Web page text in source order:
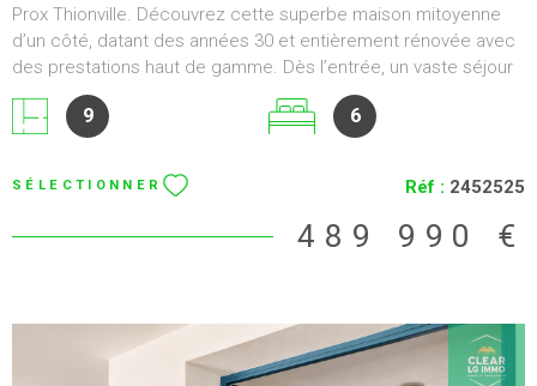
Prox Thionville. Découvrez cette superbe maison mitoyenne
d’un côté, datant des années 30 et entièrement rénovée avec
des prestations haut de gamme. Dès l’entrée, un vaste séjour
lumineux avec cuisine ouverte équipée s’ouvre sur la terrasse
et le jardin, parfaits pour profiter des beaux jours. Ce niveau
douche avec WC. À l’étage, l’espace nuit comprend quatre
chambres, dont une avec balcon et une autre avec terrasse,
ainsi qu’une élégante salle de bains avec baignoire et WC. Les
combles aménagés accueillent une suite parentale avec salle
une buanderie et de nombreux rangements. Prestations
irréprochables : chaudière gaz neuve, isolation, volets roulants
9 6
SÉLECTIONNER Réf : 2452525
489 990 €